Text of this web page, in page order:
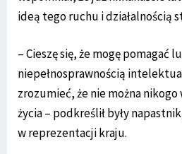
ideą tego ruchu i działalnością
– Cieszę się, że mogę pomagać
niepełnosprawnością
zrozumieć, że nie można
życia – podkreślił były
w reprezentacji kraju.